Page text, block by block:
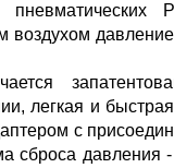
пневматических
воздухом
легкая и
с
сброса давления